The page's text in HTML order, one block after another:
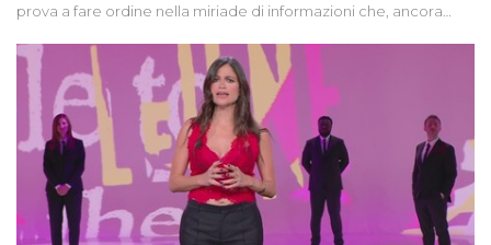
prova a fare ordine nella miriade di informazioni che, ancora
giudiziarie più discusse degli ultimi anni. Lo speciale ricostruisce la
vicenda mettendo in fila testimonianze, errori, dettagli
controversi e i protagonisti di un'indagine che sembra non avere
fine.